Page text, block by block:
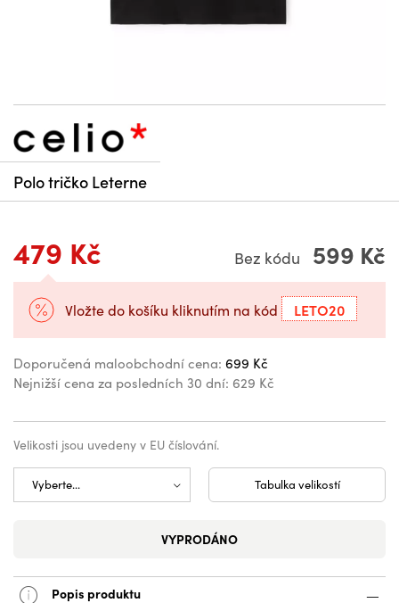
Polo tričko Leterne
479 Kč Bez kódu 599 Kč
Vložte do košíku kliknutím na kód LETO20
Doporučená maloobchodní cena: 699 Kč
Nejnižší cena za posledních 30 dní: 629 Kč
Velikosti jsou uvedeny v EU číslování.
Tabulka velikostí
VYPRODÁNO
Popis produktu